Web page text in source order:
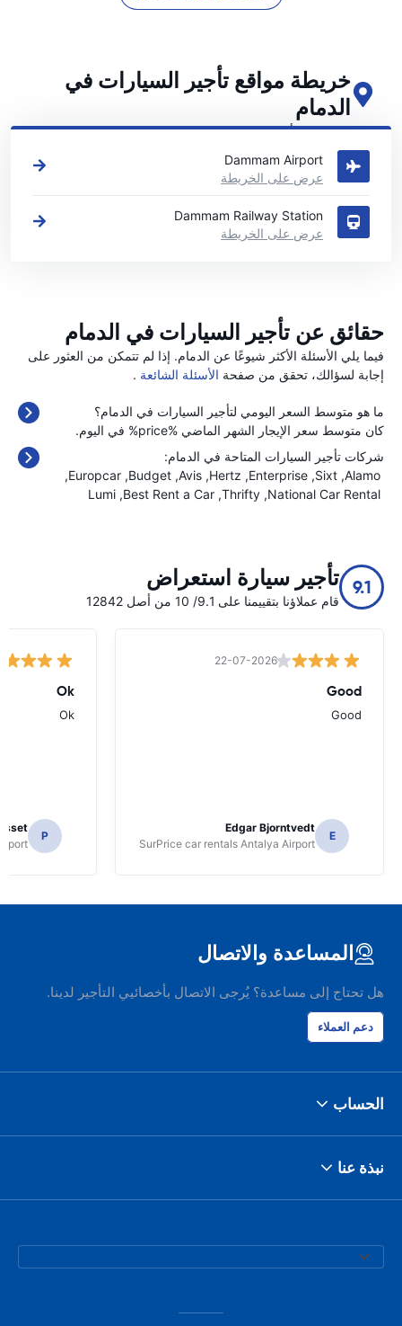
خريطة مواقع تأجير السيارات في
الدمام
اطلع على مواقع تأجير السيارات الرئيسية لدينا في الدمام
Dammam Airport
عرض على الخريطة
Dammam Railway Station
عرض على الخريطة
حقائق عن تأجير السيارات في الدمام
فيما يلي الأسئلة الأكثر شيوعًا عن الدمام. إذا لم تتمكن من العثور على
إجابة لسؤالك، تحقق من صفحة الأسئلة الشائعة .
ما هو متوسط السعر اليومي لتأجير السيارات في الدمام؟
كان متوسط سعر الإيجار الشهر الماضي %price% في اليوم.
شركات تأجير السيارات المتاحة في الدمام:
Alamo
Sixt
Enterprise
Hertz
Avis
Budget
Europcar
National Car Rental
Thrifty
Best Rent a Car
Lumi
9.1 تأجير سيارة استعراض
قام عملاؤنا بتقييمنا على 9.1/ 10 من أصل 12842
22-07-2026
Good
Good
E
Edgar Bjorntvedt
SurPrice car rentals Antalya Airport
Ok
Ok
P
المساعدة والاتصال
هل تحتاج إلى مساعدة؟ يُرجى الاتصال بأخصائيي التأجير لدينا.
دعم العملاء
الحساب
نبذة عنا